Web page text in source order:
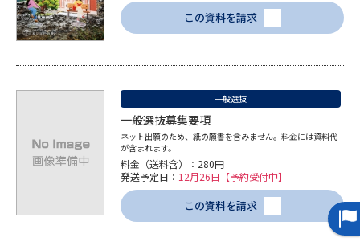
新増設大学・学部・学科特集
国際・グローバルに強い大学特
集
進路の３択
新学年スタート号特集ページ
（高3生用）
新学年スタート号特集ページ
この資料を請求
一般選抜
一般選抜募集要項
ネット出願のため、紙の願書を含みません。料金には資料代
が含まれます。
料金（送料含）：280円
発送予定日： 12月26日【予約受付中】
この資料を請求